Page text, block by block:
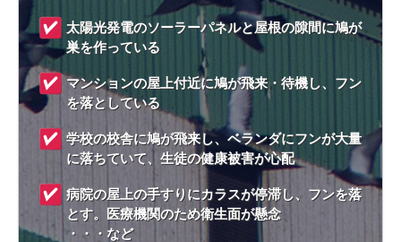
太陽光発電のソーラーパネルと屋根の隙間に鳩が
巣を作っている
マンションの屋上付近に鳩が飛来・待機し、フン
を落としている
学校の校舎に鳩が飛来し、ベランダにフンが大量
に落ちていて、生徒の健康被害が心配
病院の屋上の手すりにカラスが停滞し、フンを落
とす。医療機関のため衛生面が懸念
・・・など